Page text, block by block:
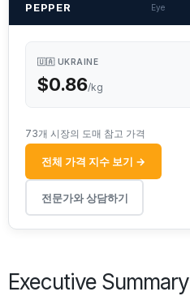
PEPPER
Eye
🇺🇦 UKRAINE
$0.86/kg
73개 시장의 도매 참고 가격
전체 가격 지수 보기 →
전문가와 상담하기
Executive Summary